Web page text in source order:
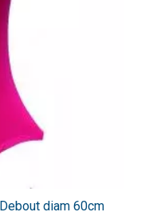
diam 60cm